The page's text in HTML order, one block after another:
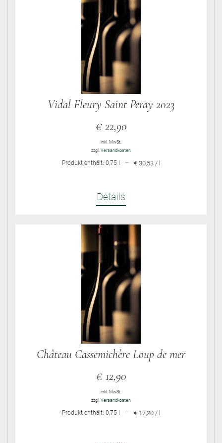
Vidal Fleury Saint Peray 2023
€22,90
inkl. MwSt.
zzgl. Versandkosten
Produkt enthält: 0,75 – € 30,53 / l
Details
Château Cassemichère Loup de mer
€12,90
inkl. MwSt.
zzgl. Versandkosten
Produkt enthält: 0,75 – € 17,20 / l